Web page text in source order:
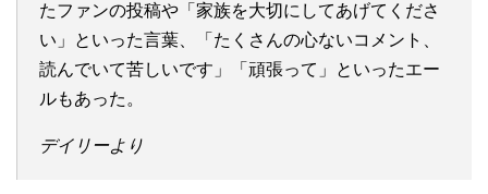
たファンの投稿や「家族を大切にしてあげてくださ
い」といった言葉、「たくさんの心ないコメント、
読んでいて苦しいです」「頑張って」といったエー
ルもあった。
デイリーより